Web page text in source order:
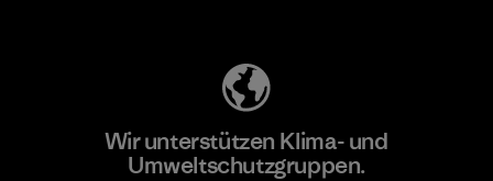
Wir unterstützen Klima- und
Umweltschutzgruppen.